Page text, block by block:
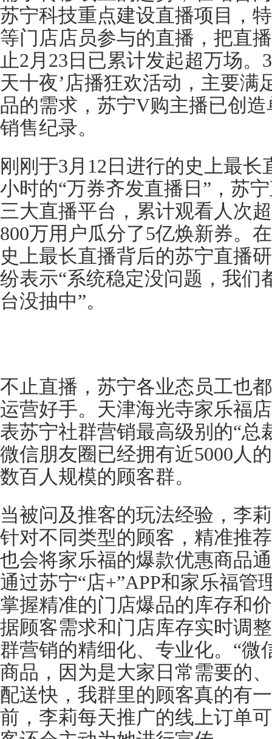
苏宁科技重点建设直播项目，
等门店店员参与的直播，把直
止2月23日已累计发起超万场。
天十夜’店播狂欢活动，主要满
品的需求，苏宁V购主播已创
销售纪录。
刚刚于3月12日进行的史上最
小时的“万券齐发直播日”，苏
三大直播平台，累计观看人次
800万用户瓜分了5亿焕新券。
史上最长直播背后的苏宁直播
纷表示“系统稳定没问题，我们
台没抽中”。
不止直播，苏宁各业态员工也
运营好手。天津海光寺家乐福
表苏宁社群营销最高级别的“总
微信朋友圈已经拥有近5000人
数百人规模的顾客群。
当被问及推客的玩法经验，李
针对不同类型的顾客，精准推
也会将家乐福的爆款优惠商品
通过苏宁“店+”APP和家乐福管
掌握精准的门店爆品的库存和
据顾客需求和门店库存实时调
群营销的精细化、专业化。“微
商品，因为是大家日常需要的
配送快，我群里的顾客真的有
前，李莉每天推广的线上订单